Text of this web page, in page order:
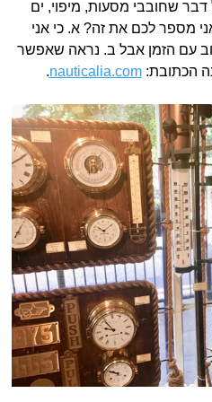
שחובבי מסעות, מיפוי, ים
מספר לכם את זה? א. כי אני
עם הזמן אבל ב. נראה שאפשר
הכתובת:nauticalia.com
.